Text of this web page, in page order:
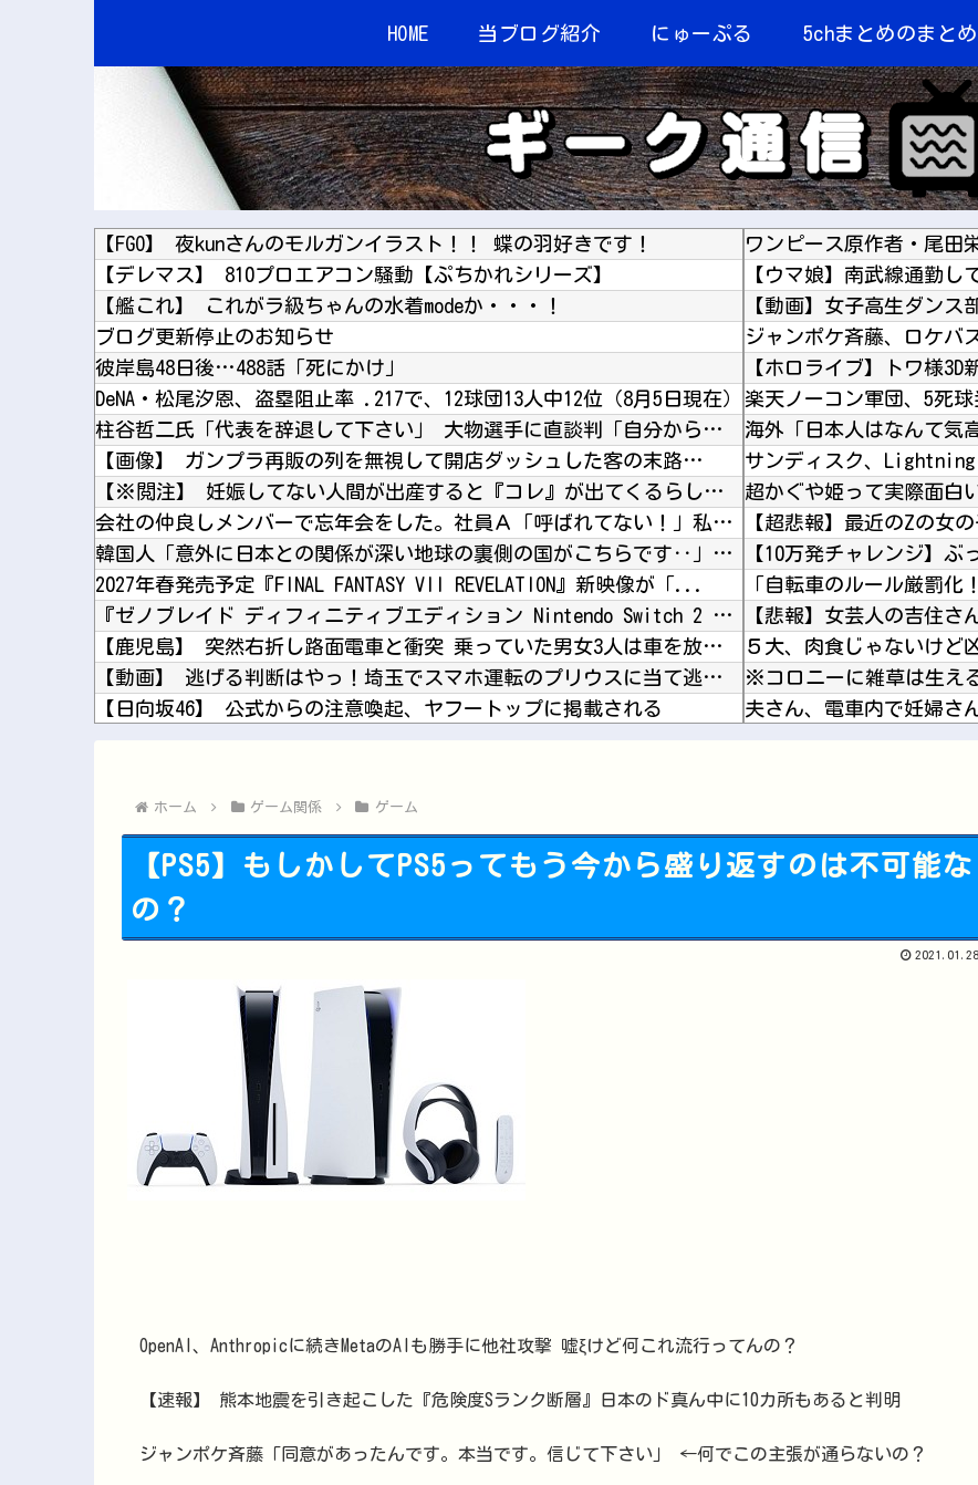
HOME 当ブログ紹介 にゅーぷる 5chまとめのまとめ
【FGO】 夜kunさんのモルガンイラスト！！ 蝶の羽好きです！
【デレマス】 810プロエアコン騒動【ぷちかれシリーズ】
【艦これ】 これがラ級ちゃんの水着modeか・・・！
ブログ更新停止のお知らせ
彼岸島48日後…488話「死にかけ」
DeNA・松尾汐恩、盗塁阻止率 .217で、12球団13人中12位（8月5日現在）
柱谷哲二氏「代表を辞退して下さい」 大物選手に直談判「自分からやめてほしいと思った」 闘将...
【画像】 ガンプラ再販の列を無視して開店ダッシュした客の末路…
【※閲注】 妊娠してない人間が出産すると『コレ』が出てくるらしい…ヤバすぎる…
会社の仲良しメンバーで忘年会をした。社員Ａ「呼ばれてない！」私（なぜ今年も呼ばれると思うの...
韓国人「意外に日本との関係が深い地球の裏側の国がこちらです‥」→「国境を越えた驚くべき歴史...
2027年春発売予定『FINAL FANTASY VII REVELATION』新映像が「...
『ゼノブレイド ディフィニティブエディション Nintendo Switch 2 Edit...
【鹿児島】 突然右折し路面電車と衝突 乗っていた男女3人は車を放置しダッシュで逃走中
【動画】 逃げる判断はやっ！埼玉でスマホ運転のプリウスに当て逃げされる車載。
【日向坂46】 公式からの注意喚起、ヤフートップに掲載される
【ホロライブ】トワ様3D
楽天ノーコン軍団、5死
超かぐや姫って実際面白
【超悲報】最近のZの女
※コロニーに雑草は生え
【謎】雨宮天さん、声優
【ラブライブ！】【画像
ディスク無くなったらセ
ホーム ゲーム関係 ゲーム
【PS5】もしかしてPS5ってもう今から盛り返すのは不可能な
の？
2021.01.28
OpenAI、Anthropicに続きMetaのAIも勝手に他社攻撃 嘘ξけど何これ流行ってんの？
【速報】 熊本地震を引き起こした『危険度Sランク断層』日本のド真ん中に10カ所もあると判明
ジャンポケ斉藤「同意があったんです。本当です。信じて下さい」 ←何でこの主張が通らないの？